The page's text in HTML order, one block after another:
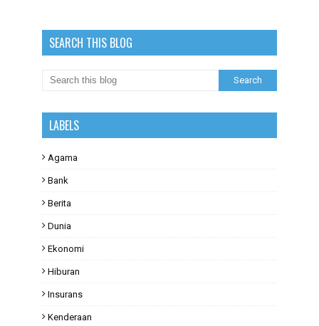
SEARCH THIS BLOG
LABELS
Agama
Bank
Berita
Dunia
Ekonomi
Hiburan
Insurans
Kenderaan